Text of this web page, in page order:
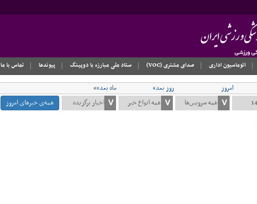
اتوماسیون اداری صدای مشتری (VOC) ستاد ملی مبارزه با دوپینگ پیوندها تماس با ما
امروز روز بعد»
ماه بعد»»
همه‌ی خبرهای امروز